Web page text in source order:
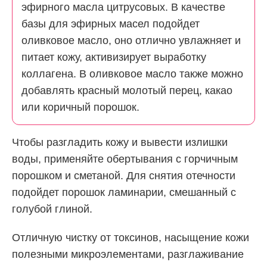
эфирного масла цитрусовых. В качестве
базы для эфирных масел подойдет
оливковое масло, оно отлично увлажняет и
питает кожу, активизирует выработку
коллагена. В оливковое масло также можно
добавлять красный молотый перец, какао
или коричный порошок.
Чтобы разгладить кожу и вывести излишки
воды, применяйте обертывания с горчичным
порошком и сметаной. Для снятия отечности
подойдет порошок ламинарии, смешанный с
голубой глиной.
Отличную чистку от токсинов, насыщение кожи
полезными микроэлементами, разглаживание